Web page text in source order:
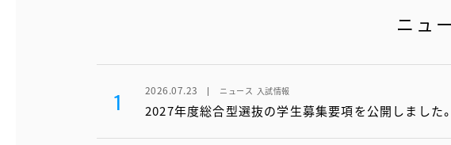
ニュ
1 2026.07.23 ニュース 入試情報
2027年度総合型選抜の学生募集要項を公開しました。